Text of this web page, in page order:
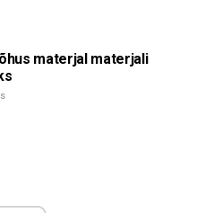
materjal materjali